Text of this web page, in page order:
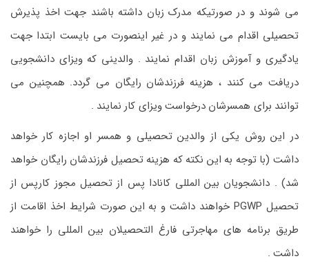
می شوند و در صورتیکه مدرک زبان داشته باشند جهت اخذ پذیرش
تحصیلی اقدام می نمایند و در غیر اینصورت می بایست ابتدا جهت
یادگیری و آموزش زبان اقدام نمایند . والدینی که ویزای دانشجویی
دریافت می کنند ، هزینه فرزندشان رایگان می گردد. همچنین می
توانند برای همسرشان درخواست ویزای کار نمایند .
در این روش یکی از والدین تحصیلی و همسر او اجازه کار خواهد
داشت (با توجه به این نکته که هزینه تحصیل فرزندشان رایگان خواهد
شد) . دانشجویان بین المللی کانادا پس از تحصیل مجوز کارپس از
تحصیل PGWP خواهند داشت و به این صورت شرایط اخذ اقامت از
طریق برنامه های مهاجرتی فارغ التحصیلان بین المللی را خواهند
داشت .